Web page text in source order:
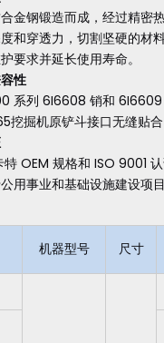
金钢锻造而成，经过精密
和穿透力，切割坚硬的材
要求并延长使用寿命。
性
系列 6I6608 销和 6I6609
挖掘机原铲斗接口无缝贴
OEM 规格和 ISO 9001
用事业和基础设施建设项
机器型号 尺寸